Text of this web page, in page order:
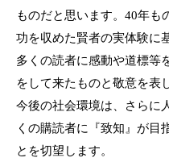
ものだと思います。 40年も
功を収めた賢者の実体験に
多くの読者に感動や道標等
をして来たものと敬意を表
今後の社会環境は、さらに
くの購読者に『致知』が目
とを切望します。